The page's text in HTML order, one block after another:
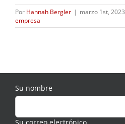
Por Hannah Bergler | marzo 1st, 2023
empresa
Su nombre